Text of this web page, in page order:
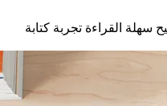
سهلة القراءة تجربة كتابة